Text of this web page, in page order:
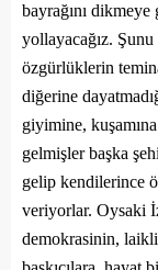
bayrağını
yollayacağız.
özgürlüklerin
diğerine
giyimine,
gelmişler başka
gelip kendilerince
veriyorlar. Oysaki
demokrasinin,